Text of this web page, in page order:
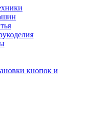
кнопок и